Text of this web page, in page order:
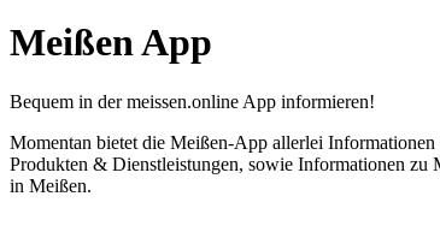
Meißen App
Bequem in der meissen.online App informieren!
Momentan bietet die Meißen-App allerlei
Produkten & Dienstleistungen, sowie Informationen zu
in Meißen.